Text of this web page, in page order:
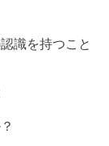
識を持つこと